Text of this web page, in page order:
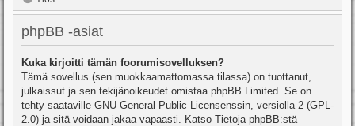
phpBB -asiat
Kuka kirjoitti tämän foorumisovelluksen?
Tämä sovellus (sen muokkaamattomassa tilassa) on tuottanut,
julkaissut ja sen tekijänoikeudet omistaa phpBB Limited. Se on
tehty saataville GNU General Public Licensenssin, versiolla 2 (GPL-
2.0) ja sitä voidaan jakaa vapaasti. Katso Tietoja phpBB:stä